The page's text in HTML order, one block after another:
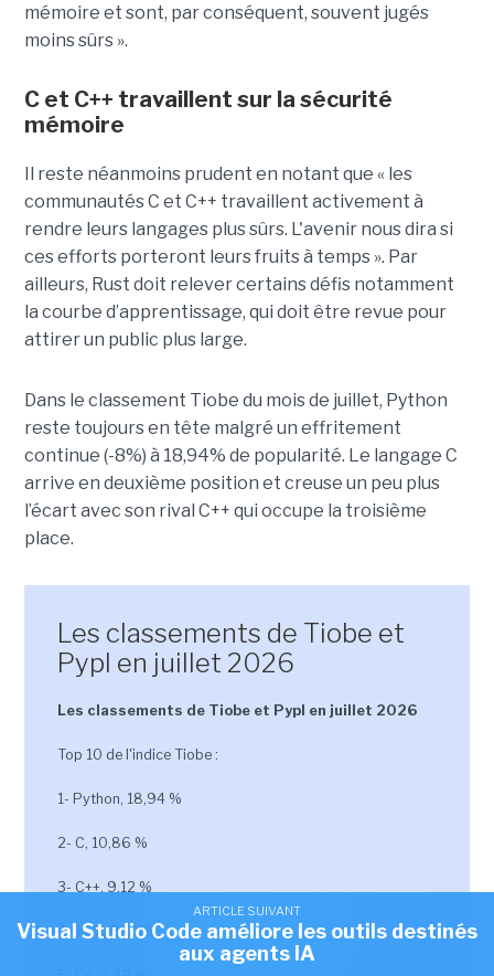
mémoire et sont, par conséquent, souvent jugés
moins sûrs ».
C et C++ travaillent sur la sécurité
mémoire
Il reste néanmoins prudent en notant que « les
communautés C et C++ travaillent activement à
rendre leurs langages plus sûrs. L'avenir nous dira si
ces efforts porteront leurs fruits à temps ». Par
ailleurs, Rust doit relever certains défis notamment
la courbe d’apprentissage, qui doit être revue pour
attirer un public plus large.
Dans le classement Tiobe du mois de juillet, Python
reste toujours en tête malgré un effritement
continue (-8%) à 18,94% de popularité. Le langage C
arrive en deuxième position et creuse un peu plus
l’écart avec son rival C++ qui occupe la troisième
place.
Les classements de Tiobe et
Pypl en juillet 2026
Les classements de Tiobe et Pypl en juillet 2026
Top 10 de l'indice Tiobe :
1- Python, 18,94 %
2- C, 10,86 %
3- C++, 9,12 %
4- Java, 8,03%
ARTICLE SUIVANT
Visual Studio Code améliore les outils destinés
aux agents IA